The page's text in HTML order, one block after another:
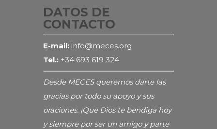
DATOS DE
CONTACTO
E-mail: info@meces.org
Tel.: +34 693 619 324
Desde MECES queremos darte las
gracias por todo su apoyo y sus
oraciones. ¡Que Dios te bendiga hoy
y siempre por ser un amigo y parte